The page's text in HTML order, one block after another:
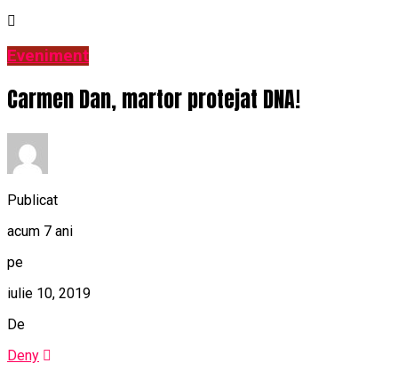
Eveniment
Carmen Dan, martor protejat DNA!
Publicat
acum 7 ani
pe
iulie 10, 2019
De
Deny